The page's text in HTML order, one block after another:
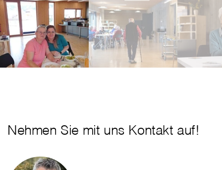
Nehmen Sie mit uns Kontakt auf!